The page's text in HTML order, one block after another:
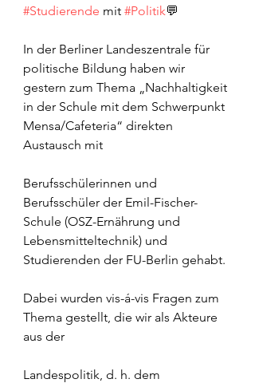
#Studierende mit #Politik💬
In der Berliner Landeszentrale für
politische Bildung haben wir
gestern zum Thema „Nachhaltigkeit
in der Schule mit dem Schwerpunkt
Mensa/Cafeteria“ direkten
Austausch mit
Berufsschülerinnen und
Berufsschüler der Emil-Fischer-
Schule (OSZ-Ernährung und
Lebensmitteltechnik) und
Studierenden der FU-Berlin gehabt.
Dabei wurden vis-á-vis Fragen zum
Thema gestellt, die wir als Akteure
aus der
Landespolitik, d. h. dem